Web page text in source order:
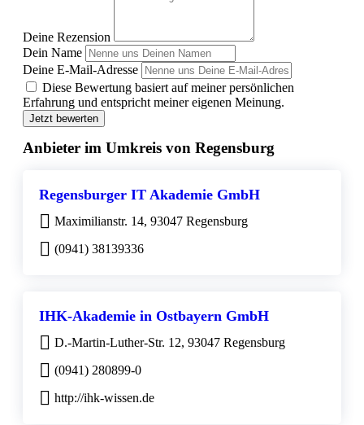
Deine Rezension
Dein Name
Deine E-Mail-Adresse
Diese Bewertung basiert auf meiner persönlichen
Erfahrung und entspricht meiner eigenen Meinung.
Jetzt bewerten
Anbieter im Umkreis von Regensburg
Regensburger IT Akademie GmbH
Maximilianstr. 14, 93047 Regensburg
(0941) 38139336
IHK-Akademie in Ostbayern GmbH
D.-Martin-Luther-Str. 12, 93047 Regensburg
(0941) 280899-0
http://ihk-wissen.de